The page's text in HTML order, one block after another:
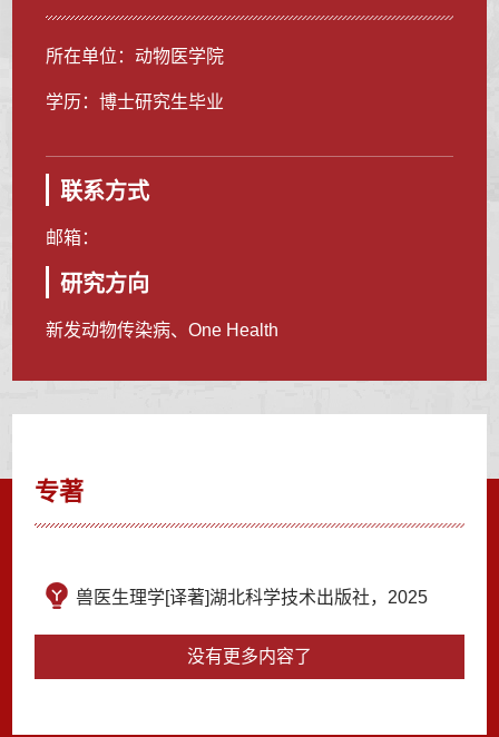
所在单位：动物医学院
学历：博士研究生毕业
联系方式
邮箱：
研究方向
新发动物传染病、One Health
专著
兽医生理学[译著]湖北科学技术出版社，2025
没有更多内容了